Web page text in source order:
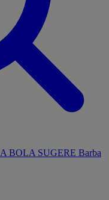
A BOLA SUGERE Barba